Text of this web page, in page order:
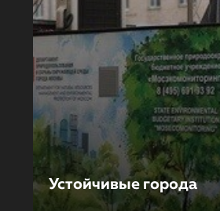
Устойчивые города